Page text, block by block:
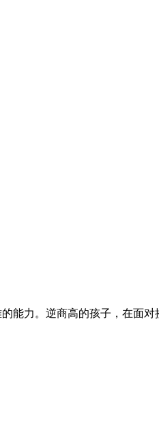
能力。逆商高的孩子，在面